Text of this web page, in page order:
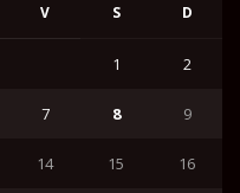
V S D
1 2
7 8 9
14 15 16